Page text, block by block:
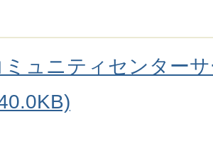
ミュニティセンター